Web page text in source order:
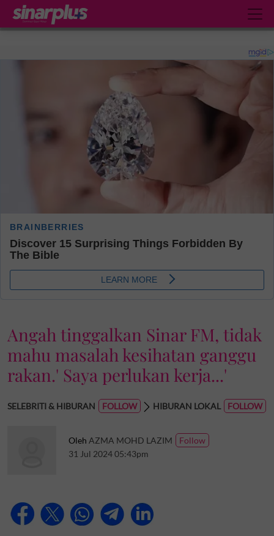
Angah tinggalkan Sinar FM, tidak
mahu masalah kesihatan ganggu
rakan.' Saya perlukan kerja...'
SELEBRITI & HIBURAN HIBURAN LOKAL
Oleh AZMA MOHD LAZIM
31 Jul 2024 05:43pm